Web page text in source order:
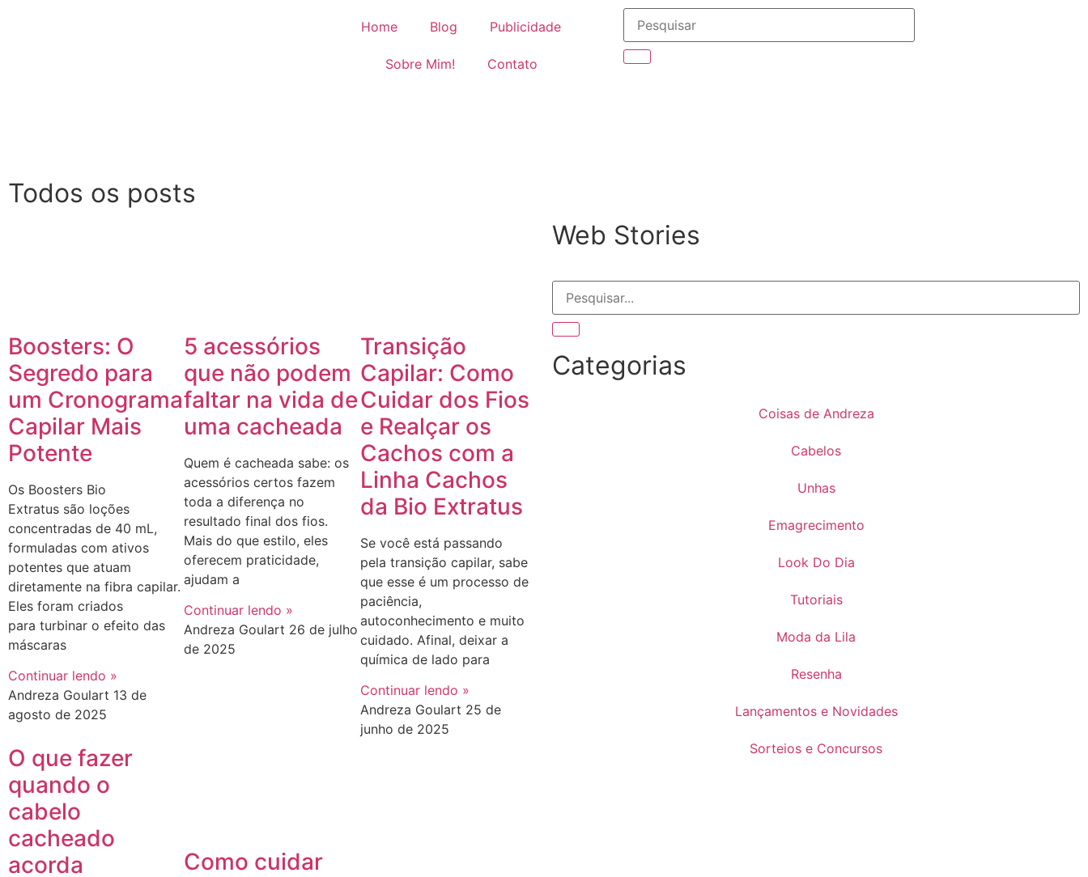
Home Blog Publicidade
Sobre Mim! Contato
Todos os posts
Boosters: O
Segredo para
um Cronograma
Capilar Mais
Potente
Os Boosters Bio
Extratus são loções
concentradas de 40 mL,
formuladas com ativos
potentes que atuam
diretamente na fibra capilar.
Eles foram criados
para turbinar o efeito das
máscaras
Continuar lendo »
Andreza Goulart 13 de
agosto de 2025
5 acessórios
que não podem
faltar na vida de
uma cacheada
Quem é cacheada sabe: os
acessórios certos fazem
toda a diferença no
resultado final dos fios.
Mais do que estilo, eles
oferecem praticidade,
ajudam a
Continuar lendo »
Andreza Goulart 26 de julho
de 2025
Transição
Capilar: Como
Cuidar dos Fios
e Realçar os
Cachos com a
Linha Cachos
da Bio Extratus
Se você está passando
pela transição capilar, sabe
que esse é um processo de
paciência,
autoconhecimento e muito
cuidado. Afinal, deixar a
química de lado para
Continuar lendo »
Andreza Goulart 25 de
junho de 2025
O que fazer
quando o
cabelo
cacheado
acorda
Como cuidar
Web Stories
Categorias
Coisas de Andreza
Cabelos
Unhas
Emagrecimento
Look Do Dia
Tutoriais
Moda da Lila
Resenha
Lançamentos e Novidades
Sorteios e Concursos